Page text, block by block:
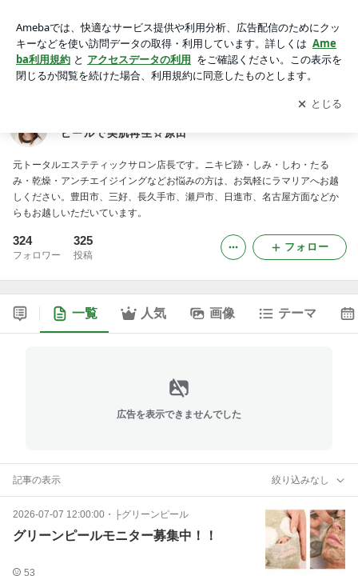
美肌再生☆原田
アプリをダウンロードして ブログの更新通知
を受け取りまし
ょう。
開く
ピールで美肌再生☆原田
元トータルエステティックサロン店長です。ニキビ跡・しみ・しわ・たる
み・乾燥・アンチエイジイングなどお悩みの方は、お気軽にラマリアへお越
しください。豊田市、三好、長久手市、瀬戸市、日進市、名古屋方面などか
らもお越しいただいています。
324
フォロワー
325
投稿
フォロー
一覧 人気 画像 テーマ
広告を表示できませんでした
記事の表示 絞り込みなし
2026-07-07 12:00:00 ・ ├グリーンピール
グリーンピールモニター募集中！！
53